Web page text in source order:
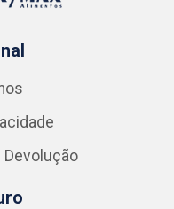
Devolução